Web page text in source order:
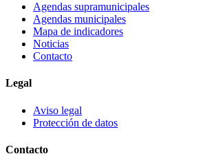
Agendas supramunicipales
Agendas municipales
Mapa de indicadores
Noticias
Contacto
Legal
Aviso legal
Protección de datos
Contacto